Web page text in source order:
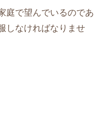
庭で望んでいるのであ
しなければなりませ